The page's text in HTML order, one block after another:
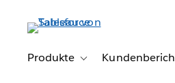
Produkte
Toggle sub-navigation